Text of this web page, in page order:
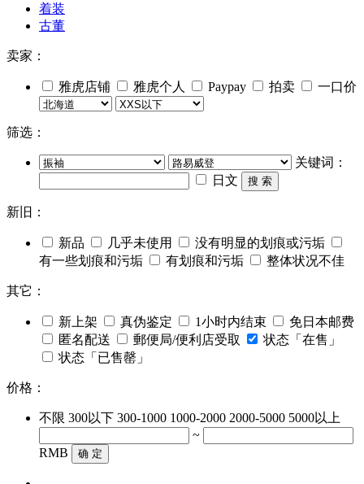
着装
古董
卖家：
雅虎店铺 雅虎个人 Paypay 拍卖 一口价
筛选：
关键词：
日文
搜 索
新旧：
新品 几乎未使用
没有明显的划痕或污垢
有一些划痕和污垢
有划痕和污垢 整体状况不佳
其它：
新上架 真伪鉴定 1小时内结束
免日本邮费
匿名配送
郵便局/便利店受取
状态「在售」
状态「已售罄」
价格：
不限 300以下 300-1000 1000-2000 2000-5000 5000以上
~
RMB
确 定